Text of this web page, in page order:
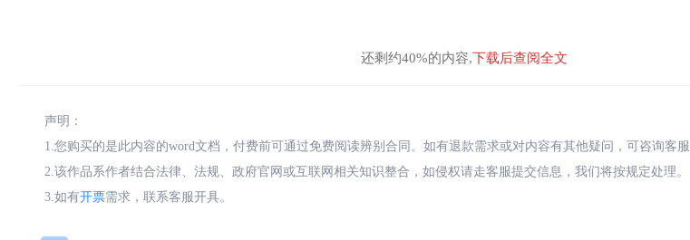
还剩约40%的内容,下载后查阅全文
声明：
1.您购买的是此内容的word文档，付费前可通过免费阅读辨别合同。如有退款需求或对内容有其他疑问，可咨询客服
2.该作品系作者结合法律、法规、政府官网或互联网相关知识整合，如侵权请走客服提交信息，我们将按规定处理。
3.如有开票需求，联系客服开具。